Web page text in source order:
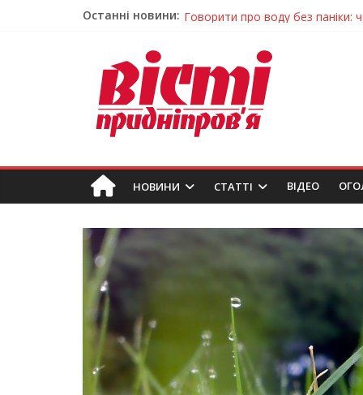
Останні новини: Говорити про воду без паніки:
У Дніпрі триває масштабна
Пошуки тривають: на
Погода та прикмети на неділю,
НОВИНИ СТАТТІ ВIДЕО